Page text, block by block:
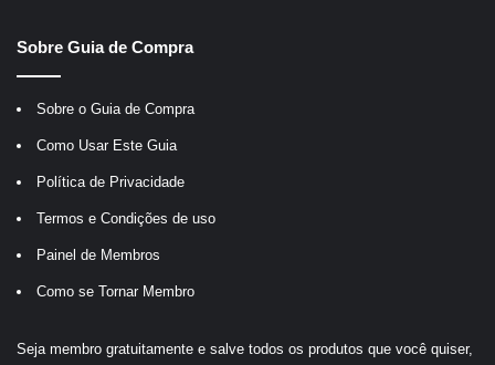
Sobre Guia de Compra
Sobre o Guia de Compra
Como Usar Este Guia
Política de Privacidade
Termos e Condições de uso
Painel de Membros
Como se Tornar Membro
Seja membro gratuitamente e salve todos os produtos que você quiser,